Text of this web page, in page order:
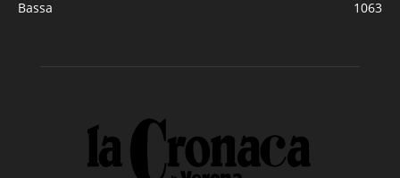
Bassa
1063